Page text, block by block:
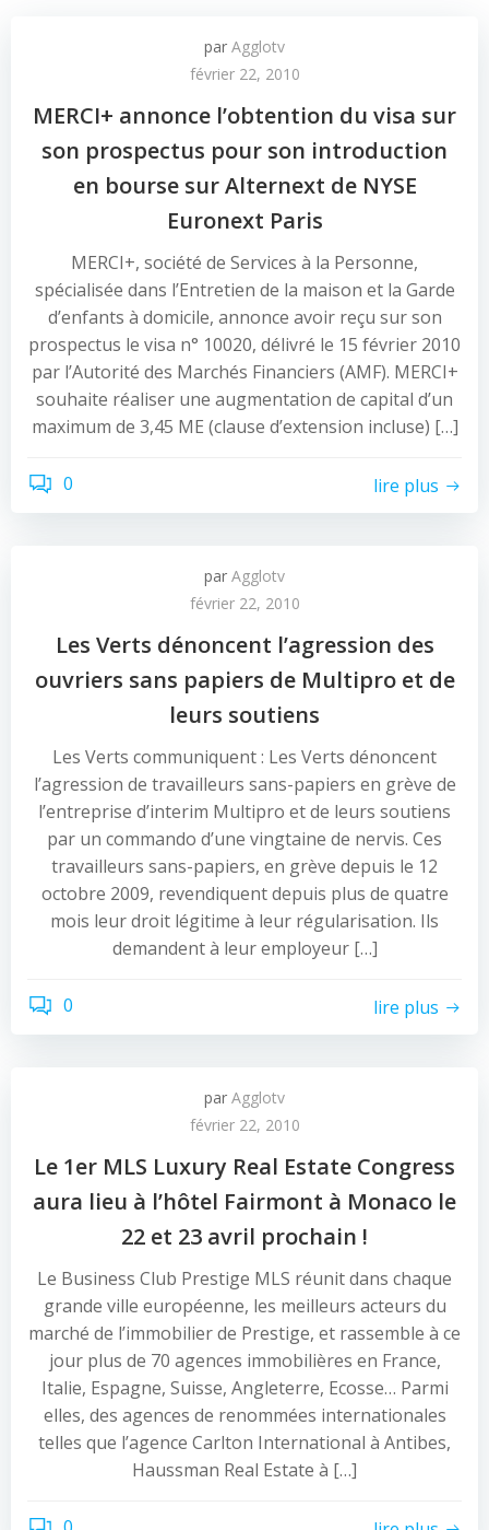
par Agglotv
février 22, 2010
MERCI+ annonce l’obtention du visa sur
son prospectus pour son introduction
en bourse sur Alternext de NYSE
Euronext Paris
MERCI+, société de Services à la Personne,
spécialisée dans l’Entretien de la maison et la Garde
d’enfants à domicile, annonce avoir reçu sur son
prospectus le visa n° 10020, délivré le 15 février 2010
par l’Autorité des Marchés Financiers (AMF). MERCI+
souhaite réaliser une augmentation de capital d’un
maximum de 3,45 ME (clause d’extension incluse) […]
0 lire plus
par Agglotv
février 22, 2010
Les Verts dénoncent l’agression des
ouvriers sans papiers de Multipro et de
leurs soutiens
Les Verts communiquent : Les Verts dénoncent
l’agression de travailleurs sans-papiers en grève de
l’entreprise d’interim Multipro et de leurs soutiens
par un commando d’une vingtaine de nervis. Ces
travailleurs sans-papiers, en grève depuis le 12
octobre 2009, revendiquent depuis plus de quatre
mois leur droit légitime à leur régularisation. Ils
demandent à leur employeur […]
0 lire plus
par Agglotv
février 22, 2010
Le 1er MLS Luxury Real Estate Congress
aura lieu à l’hôtel Fairmont à Monaco le
22 et 23 avril prochain !
Le Business Club Prestige MLS réunit dans chaque
grande ville européenne, les meilleurs acteurs du
marché de l’immobilier de Prestige, et rassemble à ce
jour plus de 70 agences immobilières en France,
Italie, Espagne, Suisse, Angleterre, Ecosse… Parmi
elles, des agences de renommées internationales
telles que l’agence Carlton International à Antibes,
Haussman Real Estate à […]